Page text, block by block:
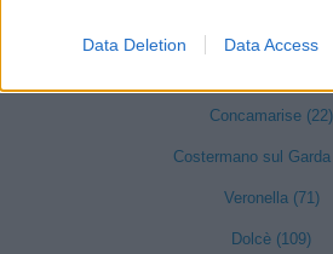
Data Deletion Data Access
Cologna Veneta
Concamarise (22)
Costermano sul Garda
Veronella (71)
Dolcè (109)